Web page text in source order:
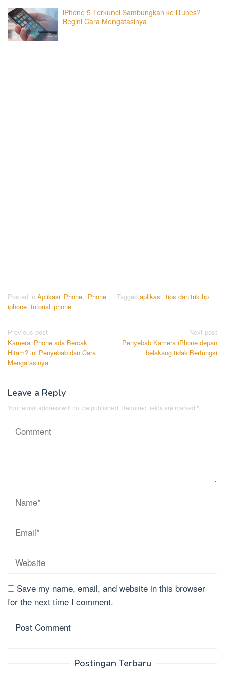
iPhone 5 Terkunci Sambungkan ke iTunes?
Begini Cara Mengatasinya
Posted in Aplikasi iPhone, iPhone Tagged aplikasi, tips dan trik hp
iphone, tutorial iphone
Post
navigation
Previous post
Kamera iPhone ada Bercak
Hitam? ini Penyebab dan Cara
Mengatasinya
Next post
Penyebab Kamera iPhone depan
belakang tidak Berfungsi
Leave a Reply
Your email address will not be published. Required fields are marked *
Save my name, email, and website in this browser
for the next time I comment.
Postingan Terbaru